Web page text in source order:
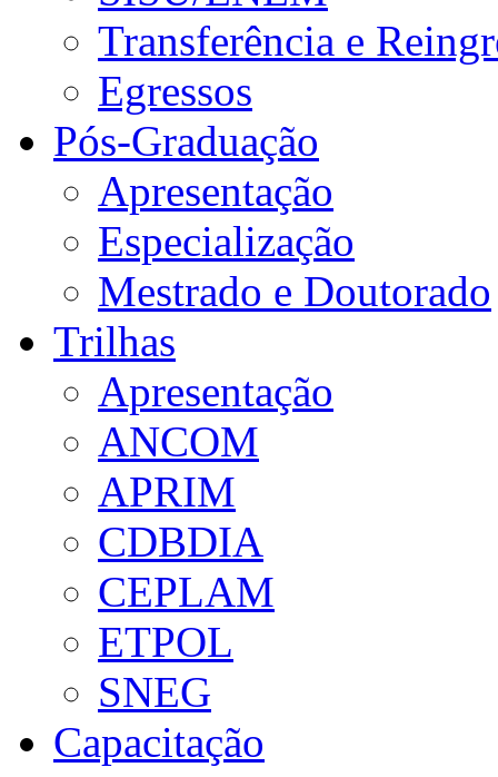
Transferência e
Egressos
Pós-Graduação
Apresentação
Especialização
Mestrado e Doutorado
Trilhas
Apresentação
ANCOM
APRIM
CDBDIA
CEPLAM
ETPOL
SNEG
Capacitação